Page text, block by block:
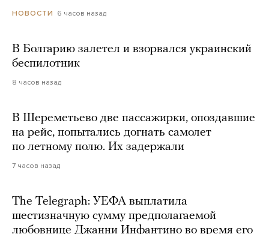
НОВОСТИ 6 часов назад
В Болгарию залетел и взорвался украинский
беспилотник
8 часов назад
В Шереметьево две пассажирки, опоздавшие
на рейс, попытались догнать самолет
по летному полю. Их задержали
7 часов назад
The Telegraph: УЕФА выплатила
шестизначную сумму предполагаемой
любовнице Джанни Инфантино во время его